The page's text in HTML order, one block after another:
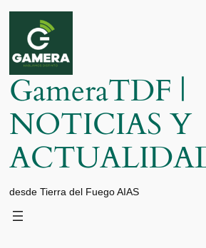
Saltar
contenido
GameraTDF |
NOTICIAS Y
desde Tierra del Fuego AIAS